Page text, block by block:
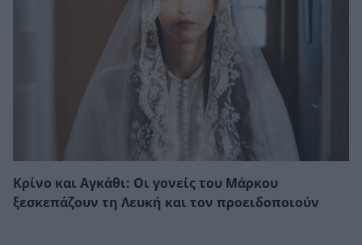
Κρίνο και Αγκάθι: Οι γονείς του Μάρκου
ξεσκεπάζουν τη Λευκή και τον προειδοποιούν